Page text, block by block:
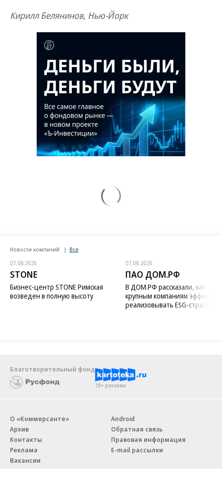
Кирилл Белянинов, Нью-Йорк
Новости компаний Все
07.08.2026
STONE
Бизнес-центр STONE Римская
возведен в полную высоту
07.08.2026
ПАО ДОМ.РФ
В ДОМ.РФ рассказали, как
крупным компаниям
реализовывать ESG-стратегию
Благотворительный фонд
18+ реклама
О «Коммерсанте»
Архив
Контакты
Реклама
Вакансии
Android
Обратная связь
Правовая информация
E-mail рассылки